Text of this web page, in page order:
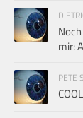
mir:
PETE